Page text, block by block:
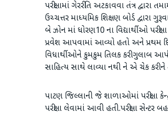
પરીક્ષામાં ગેરરીતિ અટકાવવા તંત્ર
ઉચ્ચત્તર માધ્યમિક શિક્ષણ બોર્ડ દ્વારા
બે ઝોન માં ધોરણ10 ના વિદ્યાર્થીઓ
પ્રવેશ આપવામાં આવ્યો હતો અને પ્રથમ
વિધાર્થીઓને કુમકુમ તિલક કરી ગુલાબ
સાહિત્ય સાથે લાવ્યા નથી ને એ ચેક કરી
પાટણ જિલ્લાની જે શાળાઓમાં પરીક્ષા
પરીક્ષા લેવામાં આવી હતી.પરીક્ષા